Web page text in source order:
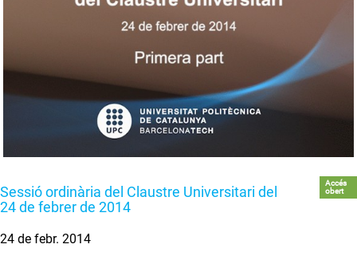
Sessió ordinària del Claustre Universitari del
24 de febrer de 2014
Accés
obert
24 de febr. 2014